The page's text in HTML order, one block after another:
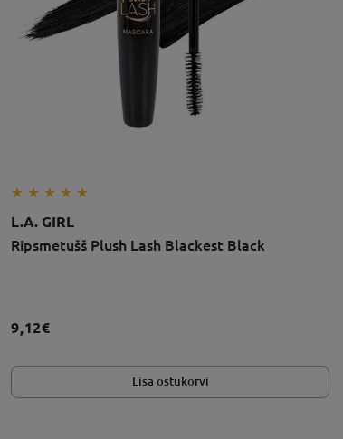
L.A. GIRL
Ripsmetušš Plush Lash Blackest Black
9,12€
Lisa ostukorvi